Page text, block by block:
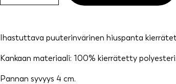
Ihastuttava puuterinvärinen hiuspanta
Kankaan materiaali: 100% kierrätetty polyesteri.
Pannan syvyys 4 cm.